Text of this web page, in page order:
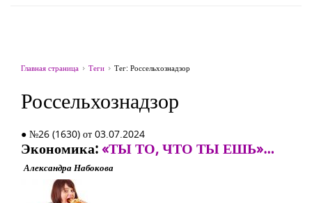
Главная страница Теги Тег: Россельхознадзор
Россельхознадзор
● №26 (1630) от 03.07.2024
Экономика:«ТЫ ТО, ЧТО ТЫ ЕШЬ»…
Александра Набокова